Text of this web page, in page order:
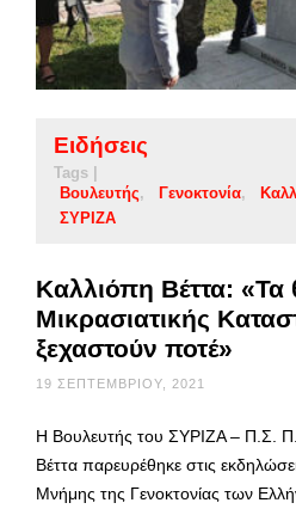
Ειδήσεις
Tags |
Βουλευτής
Γενοκτονία
ΣΥΡΙΖΑ
Καλλιόπη Βέττα: «Τα
Μικρασιατικής
ξεχαστούν ποτέ»
19 ΣΕΠΤΕΜΒΡΊΟΥ, 2021
Η Βουλευτής του ΣΥΡΙΖΑ – Π.Σ.
Βέττα παρευρέθηκε στις
Μνήμης της Γενοκτονίας των